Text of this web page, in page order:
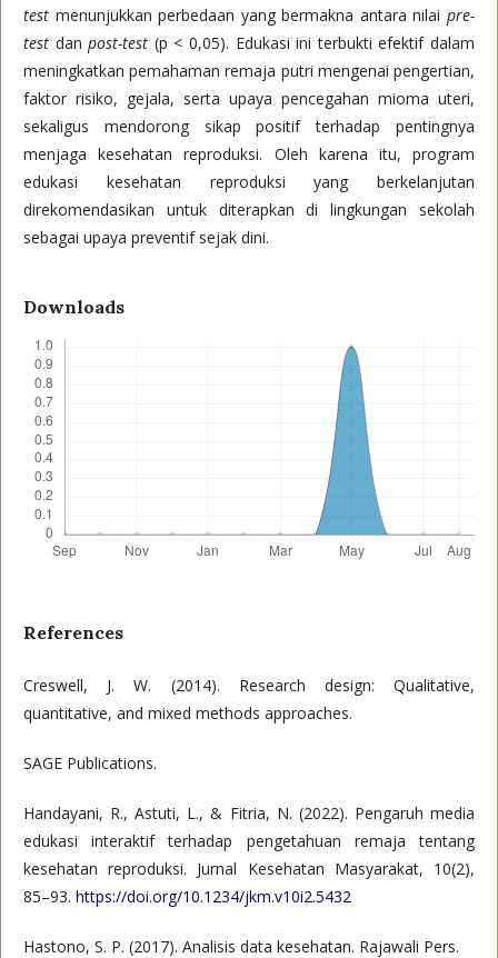
test menunjukkan perbedaan yang bermakna antara nilaipre-
test danpost-test (p < 0,05). Edukasi ini terbukti efektif dalam
meningkatkan pemahaman remaja putri mengenai pengertian,
faktor risiko, gejala, serta upaya pencegahan mioma uteri,
sekaligus mendorong sikap positif terhadap pentingnya
menjaga kesehatan reproduksi. Oleh karena itu, program
edukasi kesehatan reproduksi yang berkelanjutan
direkomendasikan untuk diterapkan di lingkungan sekolah
sebagai upaya preventif sejak dini.
Downloads
References
Creswell, J. W. (2014). Research design: Qualitative,
quantitative, and mixed methods approaches.
SAGE Publications.
Handayani, R., Astuti, L., & Fitria, N. (2022). Pengaruh media
edukasi interaktif terhadap pengetahuan remaja tentang
kesehatan reproduksi. Jurnal Kesehatan Masyarakat, 10(2),
85–93. https://doi.org/10.1234/jkm.v10i2.5432
Hastono, S. P. (2017). Analisis data kesehatan. Rajawali Pers.